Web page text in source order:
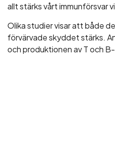
allt stärks vårt immunförsvar
Olika studier visar att både
förvärvade skyddet stärks.
och produktionen av T och